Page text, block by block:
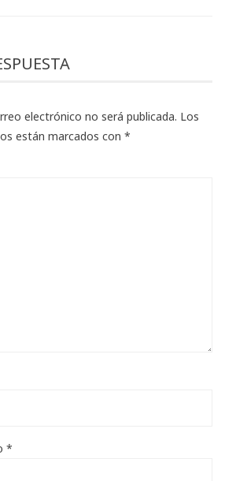
electrónico no será publicada. Los
están marcados con *
*